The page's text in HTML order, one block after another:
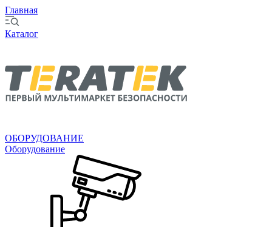
Главная
Каталог
ОБОРУДОВАНИЕ
Оборудование